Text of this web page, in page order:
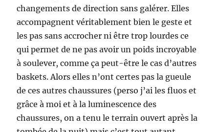
changements de direction sans galérer. Elles
accompagnent véritablement bien le geste et
les pas sans accrocher ni être trop lourdes ce
qui permet de ne pas avoir un poids incroyable
à soulever, comme ça peut-être le cas d’autres
baskets. Alors elles n’ont certes pas la gueule
de ces autres chaussures (perso j’ai les fluos et
grâce à moi et à la luminescence des
chaussures, on a tenu le terrain ouvert après la